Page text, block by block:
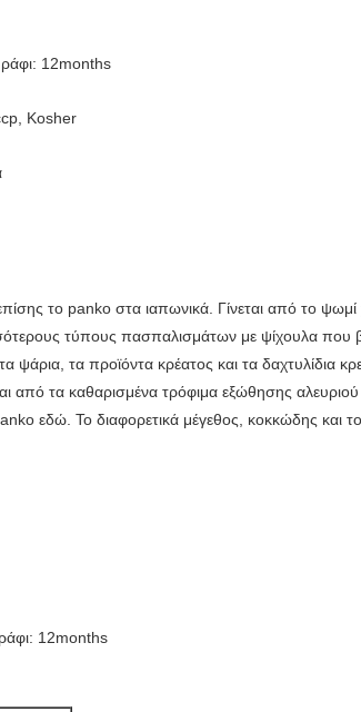
12months
Kosher
το panko στα ιαπωνικά. Γίνεται από το
τύπους πασπαλισμάτων με ψίχουλα που
τα ψάρια, τα προϊόντα κρέατος και τα δαχτυλίδια
από τα καθαρισμένα τρόφιμα εξώθησης
εδώ. Το διαφορετικά μέγεθος, κοκκώδης και
12months